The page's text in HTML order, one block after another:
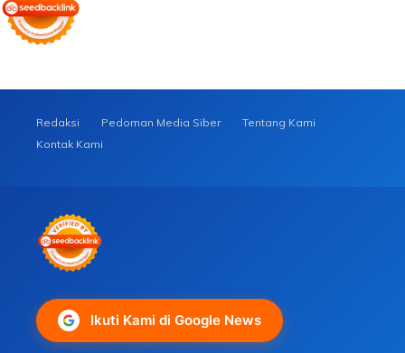
Redaksi Pedoman Media Siber
Tentang Kami
Kontak Kami
Ikuti Kami di Google News